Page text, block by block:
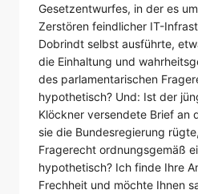
Gesetzentwurfes, in der es
Zerstören feindlicher IT-
Dobrindt selbst ausführte,
die Einhaltung und
des parlamentarischen
hypothetisch? Und: Ist der
Klöckner versendete Brief an
sie die Bundesregierung
Fragerecht ordnungsgemäß
hypothetisch? Ich finde Ihre
Frechheit und möchte Ihnen